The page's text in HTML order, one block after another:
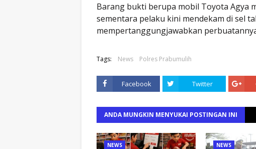
Barang bukti berupa mobil Toyota Agya
sementara pelaku kini mendekam di sel
mempertanggungjawabkan
Tags: News Polres Prabumulih
Facebook Twitter
ANDA MUNGKIN MENYUKAI POSTINGAN INI
NEWS NEWS